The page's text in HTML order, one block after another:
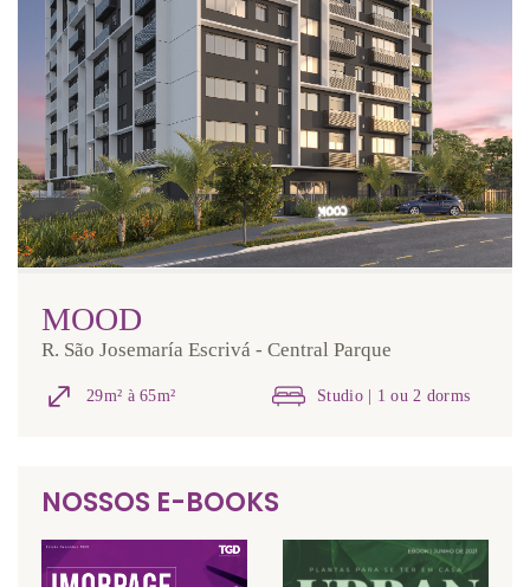
MOOD
R. São Josemaría Escrivá - Central Parque
29m² à 65m² Studio | 1 ou 2 dorms
NOSSOS E-BOOKS